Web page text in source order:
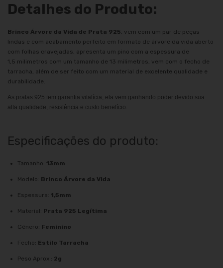
Detalhes do Produto:
Brinco Árvore da Vida de Prata 925 , vem com um par de peças
lindas e com acabamento perfeito em formato de árvore da vida aberto
com folhas cravejadas, apresenta um pino com a espessura de
1,5 milimetros com um tamanho de 13 milimetros, vem com o fecho de
tarracha, além de ser feito com um material de excelente qualidade e
durabilidade.
As pratas 925 tem garantia vitalícia, ela vem ganhando poder devido sua
alta qualidade, resistência e custo benefício.
Especificações do produto:
Tamanho: 13mm
Modelo: Brinco Árvore da Vida
Espessura: 1,5mm
Material: Prata 925 Legítima
Gênero: Feminino
Fecho: Estilo Tarracha
Peso Aprox.: 2g